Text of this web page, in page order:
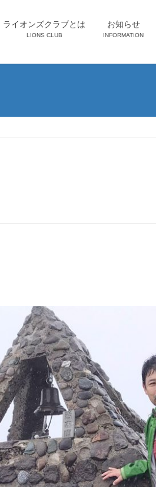
ライオンズクラブとは
LIONS CLUB
お知らせ
INFORMATION